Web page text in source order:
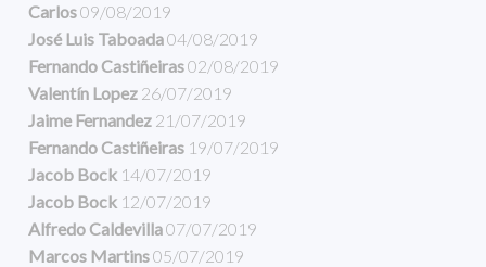
Carlos09/08/2019
José Luis Taboada04/08/2019
Fernando Castiñeiras02/08/2019
Valentín Lopez 26/07/2019
Jaime Fernandez 21/07/2019
Fernando Castiñeiras 19/07/2019
Jacob Bock 14/07/2019
Jacob Bock 12/07/2019
Alfredo Caldevilla07/07/2019
Marcos Martins05/07/2019